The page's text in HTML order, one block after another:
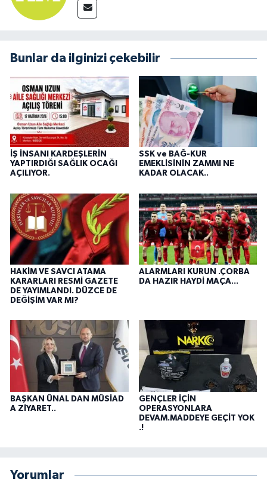
Bunlar da ilginizi çekebilir
İŞ İNSANI KARDEŞLERİN
YAPTIRDIĞI SAĞLIK OCAĞI
AÇILIYOR.
SSK ve BAĞ-KUR
EMEKLİSİNİN ZAMMI NE
KADAR OLACAK..
HAKİM VE SAVCI ATAMA
KARARLARI RESMİ GAZETE
DE YAYIMLANDI. DÜZCE DE
DEĞİŞİM VAR MI?
ALARMLARI KURUN .ÇORBA
DA HAZIR HAYDİ MAÇA...
BAŞKAN ÜNAL DAN MÜSİAD
A ZİYARET..
GENÇLER İÇİN
OPERASYONLARA
DEVAM.MADDEYE GEÇİT YOK
.!
Yorumlar